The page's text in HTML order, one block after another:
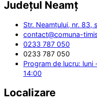
Județul Neamț
Str. Neamțului, nr. 83,
contact@comuna-
0233 787 050
0233 787 050
Program de lucru:
14:00
Localizare